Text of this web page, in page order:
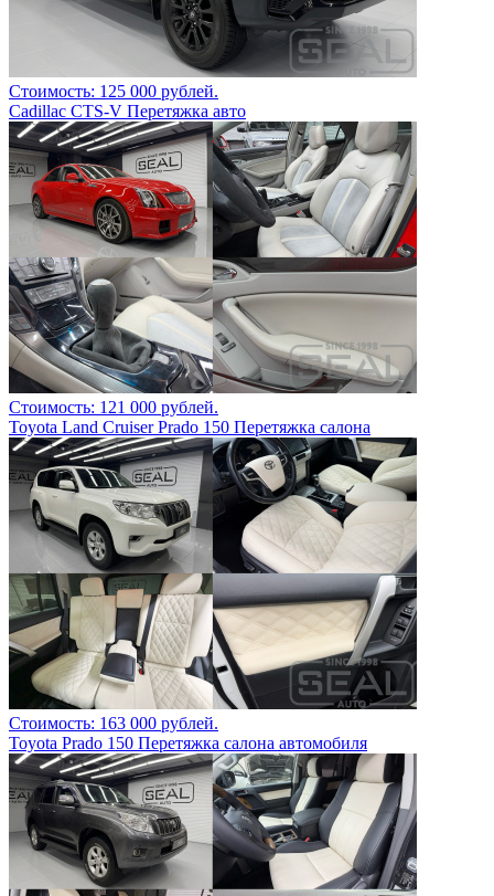
Стоимость: 125 000 рублей.
Cadillac CTS-V Перетяжка авто
Стоимость: 121 000 рублей.
Toyota Land Cruiser Prado 150 Перетяжка салона
Стоимость: 163 000 рублей.
Toyota Prado 150 Перетяжка салона автомобиля